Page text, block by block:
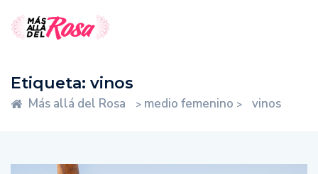
Etiqueta: vinos
Más allá del Rosa > medio femenino > vinos